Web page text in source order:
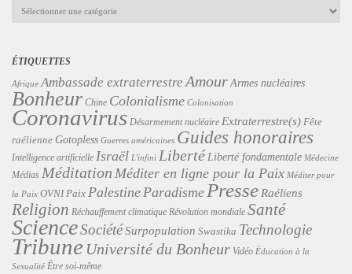
ÉTIQUETTES
Afrique Ambassade extraterrestre Amour Armes nucléaires
Bonheur Chine Colonialisme Colonisation
Coronavirus Désarmement nucléaire Extraterrestre(s) Fête
raélienne Gotopless Guerres américaines Guides honoraires
Intelligence artificielle Israël L'infini Liberté Liberté fondamentale Médecine
Médias Méditation Méditer en ligne pour la Paix Méditer pour
la Paix OVNI Paix Palestine Paradisme Presse Raéliens
Religion Réchauffement climatique Révolution mondiale Santé
ScienceSociétéSurpopulation Swastika Technologie
Tribune Université du Bonheur Vidéo Éducation à la
Sexualité Être soi-même